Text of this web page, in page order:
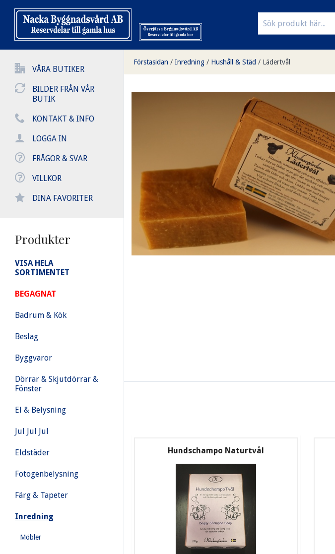
VÅRA BUTIKER
BILDER FRÅN VÅR
BUTIK
KONTAKT & INFO
LOGGA IN
FRÅGOR & SVAR
VILLKOR
DINA FAVORITER
Produkter
VISA HELA
SORTIMENTET
BEGAGNAT
Badrum & Kök
Beslag
Byggvaror
Dörrar & Skjutdörrar &
Fönster
El & Belysning
Jul Jul Jul
Eldstäder
Fotogenbelysning
Färg & Tapeter
Inredning
Möbler
Förstasidan / Inredning / Hushåll & Städ / Lädertvål
Hundschampo Naturtvål